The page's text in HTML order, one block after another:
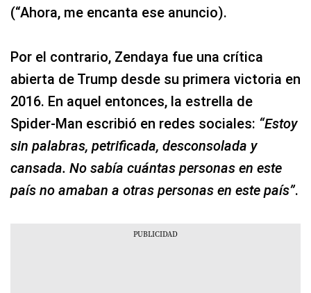
(“Ahora, me encanta ese anuncio).
Por el contrario, Zendaya fue una crítica
abierta de Trump desde su primera victoria en
2016. En aquel entonces, la estrella de
Spider-Man escribió en redes sociales: “Estoy
sin palabras, petrificada, desconsolada y
cansada. No sabía cuántas personas en este
país no amaban a otras personas en este país”.